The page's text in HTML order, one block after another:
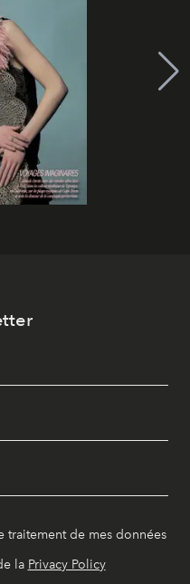
traitement de mes données
la Privacy Policy